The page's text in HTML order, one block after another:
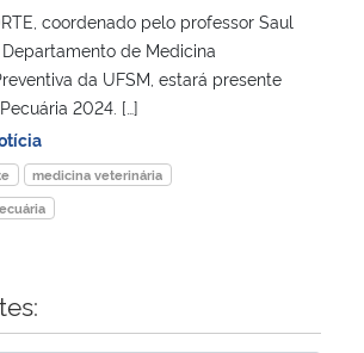
Inovações e Comunicações
coordenado pelo professor Saul
de Medicina
da UFSM, estará presente
2024. […]
medicina veterinária